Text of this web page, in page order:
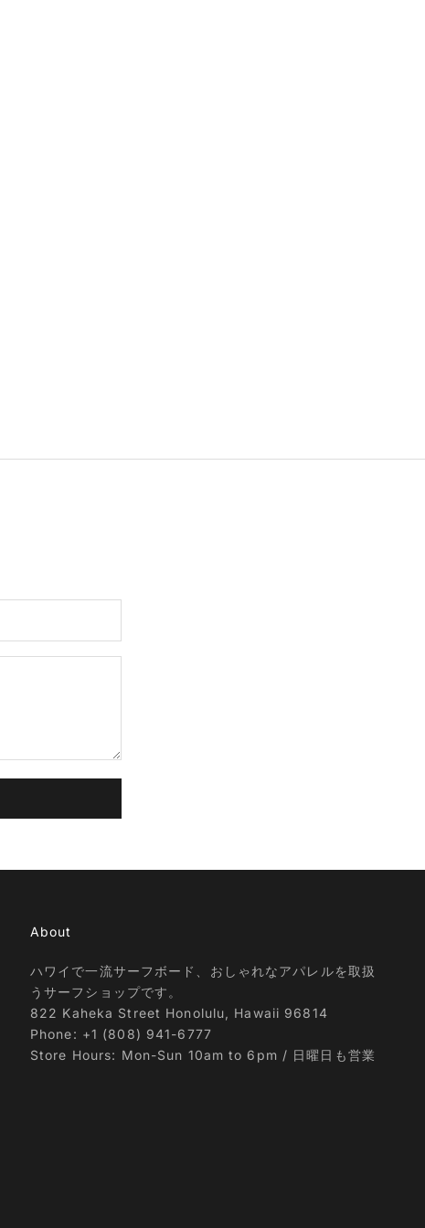
About
ハワイで一流サーフボード、おしゃれなアパレルを取扱
うサーフショップです。
822 Kaheka Street Honolulu, Hawaii 96814
Phone: +1 (808) 941-6777
Store Hours: Mon-Sun 10am to 6pm / 日曜日も営業